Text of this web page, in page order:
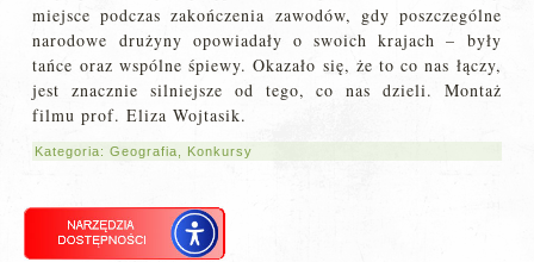
miejsce podczas zakończenia zawodów, gdy poszczególne
narodowe drużyny opowiadały o swoich krajach – były
tańce oraz wspólne śpiewy. Okazało się, że to co nas łączy,
jest znacznie silniejsze od tego, co nas dzieli. Montaż
filmu prof. Eliza Wojtasik.
Kategoria:Geografia Konkursy